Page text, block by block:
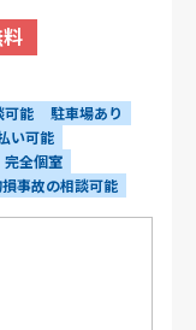
可能
駐車場あり
い可能
完全個室
事故の相談可能